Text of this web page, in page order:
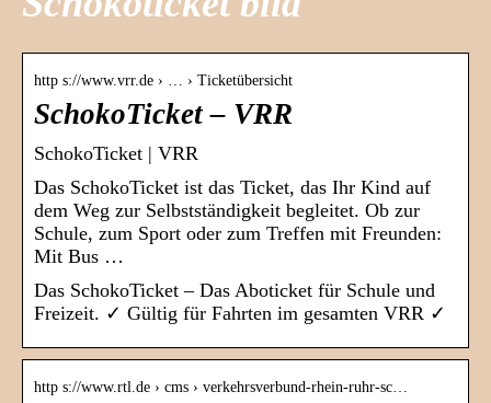
http s://www.vrr.de › … › Ticketübersicht
SchokoTicket – VRR
SchokoTicket | VRR
Das SchokoTicket ist das Ticket, das Ihr Kind auf
dem Weg zur Selbstständigkeit begleitet. Ob zur
Schule, zum Sport oder zum Treffen mit Freunden:
Mit Bus …
Das SchokoTicket – Das Aboticket für Schule und
Freizeit. ✓ Gültig für Fahrten im gesamten VRR ✓
http s://www.rtl.de › cms › verkehrsverbund-rhein-ruhr-sc…